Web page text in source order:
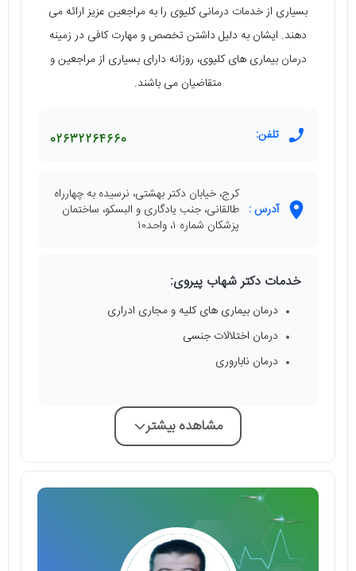
بسیاری از خدمات درمانی کلیوی را به مراجعین عزیز ارائه می
دهند. ایشان به دلیل داشتن تخصص و مهارت کافی در زمینه
درمان بیماری های کلیوی، روزانه دارای بسیاری از مراجعین و
متقاضیان می باشند.
تلفن: 02632264660
آدرس :
کرج، خیابان دکتر بهشتی، نرسیده به چهارراه
طالقانی، جنب یادگاری و البسکو، ساختمان
پزشکان شماره ۱، واحد۱۰
خدمات دکتر شهاب پیروی:
درمان بیماری های کلیه و مجاری ادراری
درمان اختلالات جنسی
درمان ناباروری
مشاهده بیشتر